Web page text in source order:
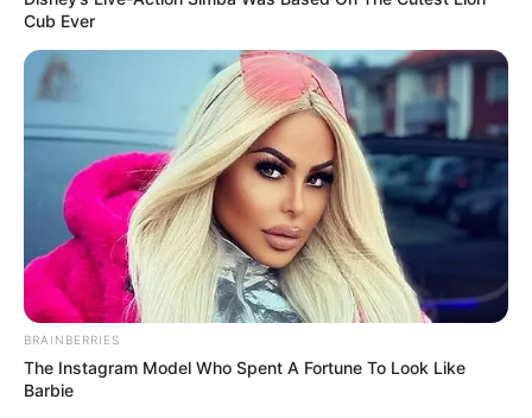
Bár időről időre felröppennek hírek Putyin
állítólagos haláláról, egyelőre semmilyen
megbízható bizonyíték nem támasztja alá ezeket az
állításokat. Amíg a nemzetközi szervezetek, a
nyugati politikai vezetők és maga az orosz kormány
is élő vezetőként hivatkozik rá, addig nagy
valószínűséggel Vlagyimir Putyin továbbra is aktív
politikai szereplő.
Cub Ever
BRAINBERRIES
The Instagram Model Who Spent A Fortune To Look Like
Barbie